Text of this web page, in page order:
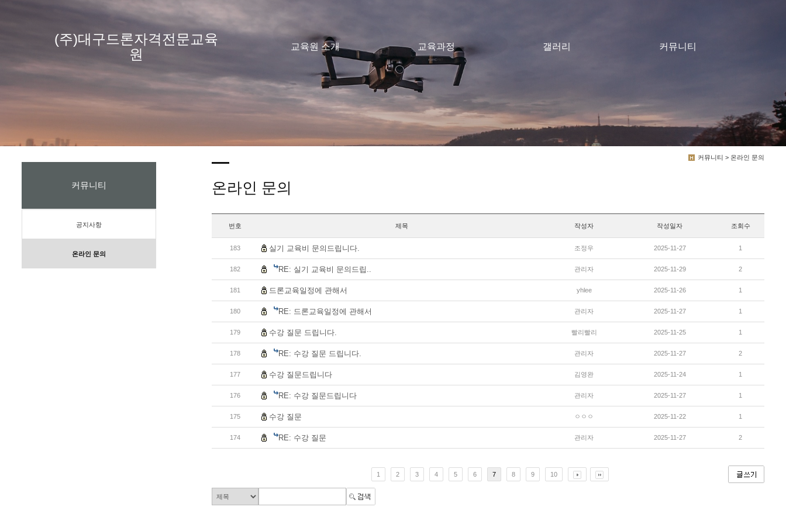
(주)대구드론자격전문교육
원
교육원 소개 교육과정 갤러리 커뮤니티
커뮤니티 > 온라인 문의
커뮤니티
공지사항
온라인 문의
온라인 문의
번호 제목 작성자 작성일자 조회수
183 실기 교육비 문의드립니다. 조정우 2025-11-27 1
182 RE: 실기 교육비 문의드립.. 관리자 2025-11-29 2
181 드론교육일정에 관해서 yhlee 2025-11-26 1
180 RE: 드론교육일정에 관해서 관리자 2025-11-27 1
179 수강 질문 드립니다. 빨리빨리 2025-11-25 1
178 RE: 수강 질문 드립니다. 관리자 2025-11-27 2
177 수강 질문드립니다 김영완 2025-11-24 1
176 RE: 수강 질문드립니다 관리자 2025-11-27 1
175 수강 질문 ㅇㅇㅇ 2025-11-22 1
174 RE: 수강 질문 관리자 2025-11-27 2
1 2 3 4 5 6 7 8 9 10